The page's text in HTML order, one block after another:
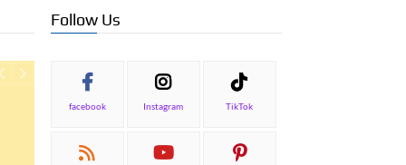
Follow Us
facebook Instagram TikTok